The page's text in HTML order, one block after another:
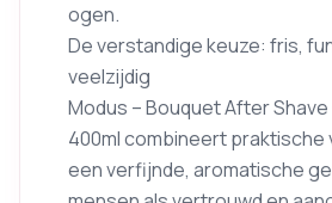
ogen.
De verstandige keuze: fris,
veelzijdig
Modus – Bouquet After
400ml combineert
een verfijnde, aromatische